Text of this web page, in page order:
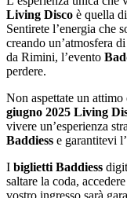
Living Disco è quella
Sentirete l’energia che
creando un’atmosfera
da Rimini, l’evento
perdere.
Non aspettate un
giugno 2025 Living
vivere un’esperienza
Baddiess e garantitevi
I biglietti Baddiess
saltare la coda,
vostro ingresso sarà